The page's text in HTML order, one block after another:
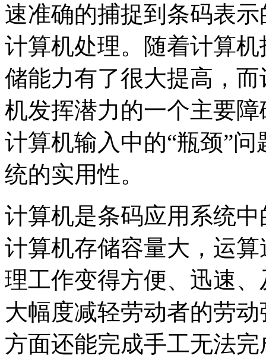
速准确的捕捉到条码表
计算机处理。随着计算
储能力有了很大提高，
机发挥潜力的一个主要
计算机输入中的“瓶颈”
统的实用性。
计算机是条码应用系统
计算机存储容量大，运
理工作变得方便、迅速
大幅度减轻劳动者的劳
方面还能完成手工无法